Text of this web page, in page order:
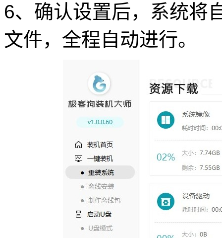
6、确认设置后，系统将
文件，全程自动进行。